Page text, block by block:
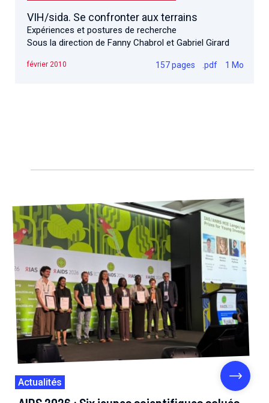
VIH/sida. Se confronter aux terrains
Expériences et postures de recherche
Sous la direction de Fanny Chabrol et Gabriel Girard
février 2010 157 pages .pdf 1 Mo
Actualités